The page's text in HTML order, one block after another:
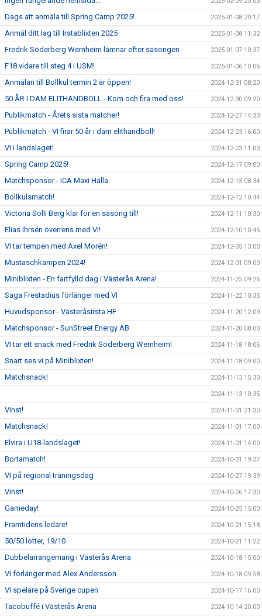
Dags att anmäla till Spring Camp 2025! 2025-01-08 20:17
Anmäl ditt lag till Irstablixten 2025 2025-01-08 11:32
Fredrik Söderberg Wernheim lämnar efter säsongen 2025-01-07 10:37
F18 vidare till steg 4 i USM! 2025-01-06 10:06
Anmälan till Bollkul termin 2 är öppen! 2024-12-31 08:20
50 ÅR I DAM ELITHANDBOLL - Kom och fira med oss! 2024-12-30 09:20
Publikmatch - Årets sista matcher! 2024-12-27 14:33
Publikmatch - VI firar 50 år i dam elithandboll! 2024-12-23 16:00
VI i landslaget! 2024-12-23 11:03
Spring Camp 2025! 2024-12-17 09:00
Matchsponsor - ICA Maxi Hälla 2024-12-15 08:34
Bollkulsmatch! 2024-12-12 10:44
Victoria Solli Berg klar för en säsong till! 2024-12-11 10:30
Elias Ihrsén överrens med VI! 2024-12-10 10:45
VI tar tempen med Axel Morén! 2024-12-05 13:00
Mustaschkampen 2024! 2024-12-01 09:00
Miniblixten - En fartfylld dag i Västerås Arena! 2024-11-25 09:26
Saga Frestadius förlänger med VI 2024-11-22 10:35
Huvudsponsor - Västeråsirsta HF 2024-11-20 12:09
Matchsponsor - SunStreet Energy AB 2024-11-20 08:00
VI tar ett snack med Fredrik Söderberg Wernheim! 2024-11-18 18:06
Snart ses vi på Miniblixten! 2024-11-18 09:00
Matchsnack! 2024-11-13 15:30
2024-11-13 10:35
Vinst! 2024-11-01 21:30
Matchsnack! 2024-11-01 17:00
Elvira i U18-landslaget! 2024-11-01 14:00
Bortamatch! 2024-10-31 19:37
VI på regional träningsdag 2024-10-27 19:39
Vinst! 2024-10-26 17:30
Gameday! 2024-10-25 15:00
Framtidens ledare! 2024-10-21 15:18
50/50 lotter, 19/10 2024-10-21 11:22
Dubbelarrangemang i Västerås Arena 2024-10-18 15:00
VI förlänger med Alex Andersson 2024-10-18 09:58
VI spelare på Sverige cupen 2024-10-17 16:00
Tacobuffé i Västerås Arena 2024-10-14 20:00